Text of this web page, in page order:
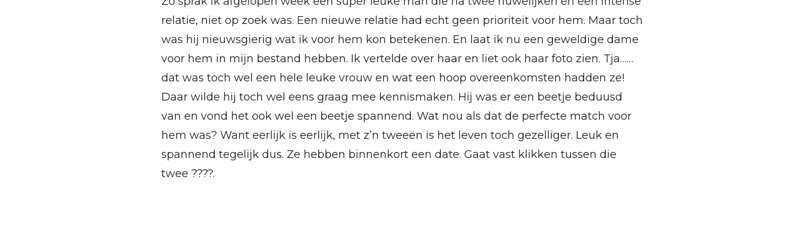
relatie, niet op zoek was. Een nieuwe relatie had echt geen prioriteit voor hem. Maar toch
was hij nieuwsgierig wat ik voor hem kon betekenen. En laat ik nu een geweldige dame
voor hem in mijn bestand hebben. Ik vertelde over haar en liet ook haar foto zien. Tja……
dat was toch wel een hele leuke vrouw en wat een hoop overeenkomsten hadden ze!
Daar wilde hij toch wel eens graag mee kennismaken. Hij was er een beetje beduusd
van en vond het ook wel een beetje spannend. Wat nou als dat de perfecte match voor
hem was? Want eerlijk is eerlijk, met z’n tweeën is het leven toch gezelliger. Leuk en
spannend tegelijk dus. Ze hebben binnenkort een date. Gaat vast klikken tussen die
twee ????.